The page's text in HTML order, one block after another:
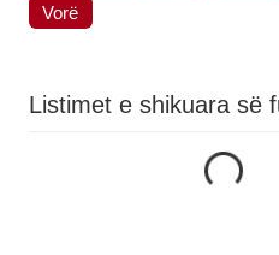
Vorë
Listimet e shikuara së
Duke